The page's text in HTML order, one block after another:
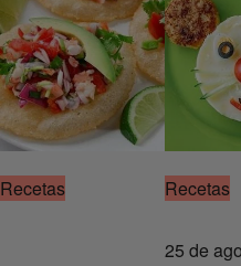
Recetas Recetas
25 de